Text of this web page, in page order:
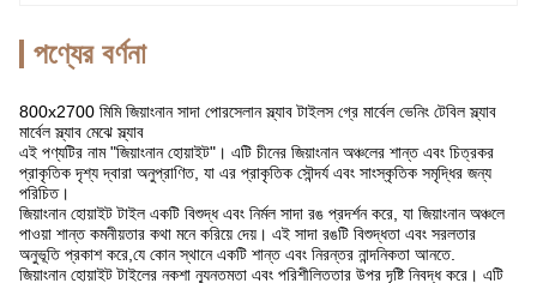
পণ্যের বর্ণনা
800x2700 মিমি জিয়াংনান সাদা পোরসেলান স্ল্যাব টাইলস গ্রে মার্বেল ভেনিং টেবিল স্ল্যাব
মার্বেল স্ল্যাব মেঝে স্ল্যাব
এই পণ্যটির নাম "জিয়াংনান হোয়াইট"। এটি চীনের জিয়াংনান অঞ্চলের শান্ত এবং চিত্রকর
প্রাকৃতিক দৃশ্য দ্বারা অনুপ্রাণিত, যা এর প্রাকৃতিক সৌন্দর্য এবং সাংস্কৃতিক সমৃদ্ধির জন্য
পরিচিত।
জিয়াংনান হোয়াইট টাইল একটি বিশুদ্ধ এবং নির্মল সাদা রঙ প্রদর্শন করে, যা জিয়াংনান অঞ্চলে
পাওয়া শান্ত কমনীয়তার কথা মনে করিয়ে দেয়। এই সাদা রঙটি বিশুদ্ধতা এবং সরলতার
অনুভূতি প্রকাশ করে,যে কোন স্থানে একটি শান্ত এবং নিরন্তর নান্দনিকতা আনতে.
জিয়াংনান হোয়াইট টাইলের নকশা ন্যূনতমতা এবং পরিশীলিততার উপর দৃষ্টি নিবদ্ধ করে। এটি